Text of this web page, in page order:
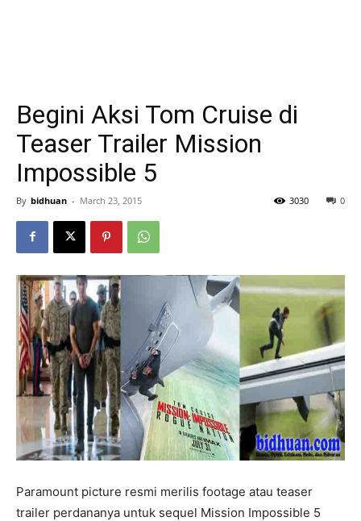
Begini Aksi Tom Cruise di
Teaser Trailer Mission
Impossible 5
By bidhuan - March 23, 2015 0
3030
Paramount picture resmi merilis footage atau teaser
trailer perdananya untuk sequel Mission Impossible 5